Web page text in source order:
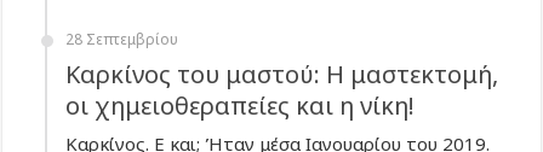
28 Σεπτεμβρίου
Καρκίνος του μαστού: Η μαστεκτομή,
οι χημειοθεραπείες και η νίκη!
Καρκίνος. Ε και; Ήταν μέσα Ιανουαρίου του 2019.